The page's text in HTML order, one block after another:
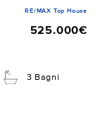
RE/MAX Top House
525.000€
3 Bagni